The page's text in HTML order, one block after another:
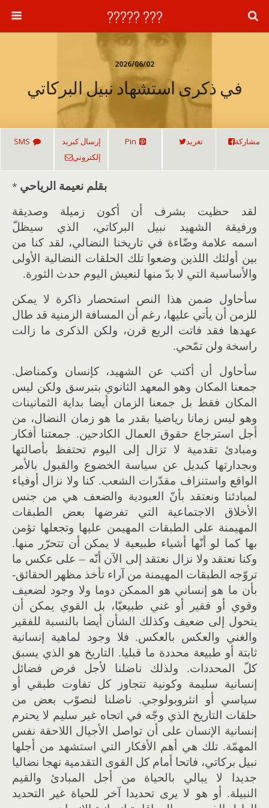
??? ?????
2026/06/02
في ذكرى استشهاد نبيل البركاتي
مشاركة تغريد Pin
إرسال كبريد
إلكتروني
SMS
بقلم نعيمة الرياحي *
لقد حظيت بشرف أن أكون زميلة وصديقة
ورفيقة الشهيد نبيل البركاتي، الذي سيظلّ
اسمه علامة وضّاءة في تاريخنا النضالي، لقد كنا من
بين أولئك اللذين وضعوا تلك الحلقات النضالية الأولى
والأساسية التي لا بدّ منها لنعيش اليوم حدث الثورة.
سأحاول ضمن هذا النص استحضار ذاكرة لا يمكن
للزمن أن يأتي عليها، رغم أن المسافة الزمنية قد طال
عهدها فقد فاتت الربع قرن، ولكن الذكرى ما زالت
راسخة ولن تمّحي.
سأحاول أن أكتب عن الشهيد، كإنسان وكمناضل.
جمعنا المكان وهو المعهد الثانوي بتبرسق ولكن ليس
المكان فقط بل جمعنا الزمان أيضا بداية الثمانينات
وهو ليس زمانا رياضيا بقدر ما هو زمان النضال، من
أجل استرجاع حقوق العمال الكادحين. جمعتنا أفكار
ومبادئ تقدمية لا تزال إلى اليوم تحتفظ بأصالتها
وبجدارتها كبديل عن سياسة الخضوع والقبول بالأمر
الواقع واستنزاف مقدّرات الشعب. كنا ولا نزال أوفياء
لمبادئنا ونعتقد بأنّ العبودية والضعف هي من جنس
الأخلاق الاجتماعية التي تفرضها بعض الطبقات
المهيمنة على الطبقات المهيمن عليها وتجعلها تؤمن
بها كما لو أنّها أشياء طبيعية لا يمكن أن تتحرّر منها.
وكنا نعتقد ولا نزال نعتقد إلى الآن أنّه – على عكس ما
تروّجه الطبقات المهيمنة من آراء تأخذ مظهر الحقائق-
بأن ما هو إنساني هو الممكن دوما ولا وجود لضعيف
وقوي أو فقير أو غني طبيعيّا، بل القوي يمكن أن
يتحول إلى ضعيف وكذلك الشأن أيضا بالنسبة للفقير
والغني والعكس بالعكس. فلا وجود لماهية إنسانية
ثابتة أو طبيعة محددة ما قبليا. التاريخ هو الذي يسبق
كلّ المحددات. ولذلك ناضلنا لأجل فرض فضائل
إنسانية سليمة وكونية تتجاوز كل تفاوت طبقي أو
سياسي أو انثروبولوجي. ناضلنا لنصوّب بعض من
حلقات التاريخ الذي وجّه في اتجاه غير سليم لا يحترم
إنسانية الإنسان على أن تواصل الأجيال اللاحقة نفس
المهمّة. تلك هي أهم الأفكار التي استشهد من أجلها
نبيل بركاتي، فاتحا أمام كل القوى التقدمية نهجا نضاليا
جديدا لا يبالي بالحياة من أجل المبادئ والقيم
النبيلة. أو هو لا يرى تحديدا آخر للحياة غير التحديد